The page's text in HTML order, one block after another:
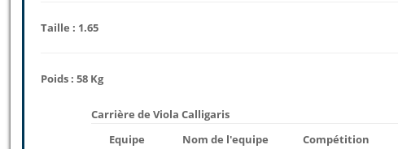
Taille : 1.65
Poids : 58 Kg
Carrière de Viola Calligaris
Equipe
Nom de l'equipe Compétition